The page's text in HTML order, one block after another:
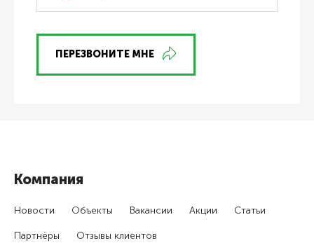
ПЕРЕЗВОНИТЕ МНЕ
Компания
Новости Объекты Вакансии Акции Статьи
Партнёры Отзывы клиентов